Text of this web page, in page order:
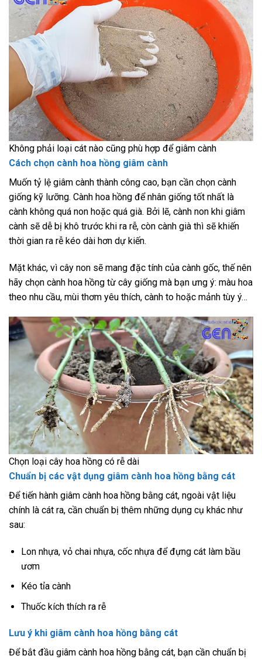
Không phải loại cát nào cũng phù hợp để giâm cành
Cách chọn cành hoa hồng giâm cành
Muốn tỷ lệ giâm cành thành công cao, bạn cần chọn cành
giống kỹ lưỡng. Cành hoa hồng để nhân giống tốt nhất là
cành không quá non hoặc quá già. Bởi lẽ, cành non khi giâm
cành sẽ dễ bị khô trước khi ra rễ, còn cành già thì sẽ khiến
thời gian ra rễ kéo dài hơn dự kiến.
Mặt khác, vì cây non sẽ mang đặc tính của cành gốc, thế nên
hãy chọn cành hoa hồng từ cây giống mà bạn ưng ý: màu hoa
theo nhu cầu, mùi thơm yêu thích, cành to hoặc mảnh tùy ý…
Chọn loại cây hoa hồng có rễ dài
Chuẩn bị các vật dụng giâm cành hoa hồng bằng cát
Để tiến hành giâm cành hoa hồng bằng cát, ngoài vật liệu
chính là cát ra, cần chuẩn bị thêm những dụng cụ khác như
sau:
Lon nhựa, vỏ chai nhựa, cốc nhựa để đựng cát làm bầu
ươm
Kéo tỉa cành
Thuốc kích thích ra rễ
Lưu ý khi giâm cành hoa hồng bằng cát
Để bắt đầu giâm cành hoa hồng bằng cát, bạn cần chuẩn bị